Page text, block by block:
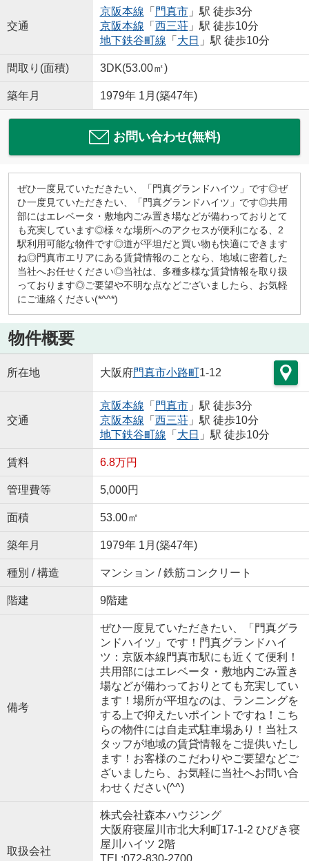
交通
京阪本線 「 門真市」駅 徒歩3分
京阪本線 「 西三荘」駅 徒歩10分
地下鉄谷町線 「 大日 」駅 徒歩10分
間取り(面積) 3DK(53.00㎡)
築年月 1979年 1月(築47年)
お問い合わせ(無料)
ぜひ一度見ていただきたい、「門真グランドハイツ」です◎ぜ
ひ一度見ていただきたい、「門真グランドハイツ」です◎共用
部にはエレベータ・敷地内ごみ置き場などが備わっておりとて
も充実しています◎様々な場所へのアクセスが便利になる、2
駅利用可能な物件です◎道が平坦だと買い物も快適にできます
ね◎門真市エリアにある賃貸情報のことなら、地域に密着した
当社へお任せください◎当社は、多種多様な賃貸情報を取り扱
っております◎ご要望や不明な点などございましたら、お気軽
にご連絡ください(*^^*)
物件概要
所在地 大阪府門真市小路町1-12
交通
京阪本線 「 門真市」駅 徒歩3分
京阪本線 「 西三荘」駅 徒歩10分
地下鉄谷町線 「 大日 」駅 徒歩10分
賃料 6.8万円
管理費等 5,000円
面積 53.00㎡
築年月 1979年 1月(築47年)
種別 / 構造 マンション / 鉄筋コンクリート
階建 9階建
備考
ぜひ一度見ていただきたい、「門真グラ
ンドハイツ」です！門真グランドハイ
ツ：京阪本線門真市駅にも近くて便利！
共用部にはエレベータ・敷地内ごみ置き
場などが備わっておりとても充実してい
ます！場所が平坦なのは、ランニングを
する上で抑えたいポイントですね！こち
らの物件には自走式駐車場あり！当社ス
タッフが地域の賃貸情報をご提供いたし
ます！お客様のこだわりやご要望などご
ざいましたら、お気軽に当社へお問い合
わせください(^^)
取扱会社
株式会社森本ハウジング
大阪府寝屋川市北大利町17-1-2 ひびき寝
屋川ハイツ 2階
TEL:072-830-2700